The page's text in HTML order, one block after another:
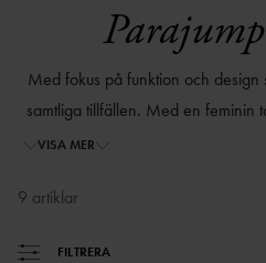
Med fokus på funktion och
samtliga tillfällen. Med en feminin
fallskärmsräddarna ,vars uniformer
VISA MER
9 artiklar
FILTRERA